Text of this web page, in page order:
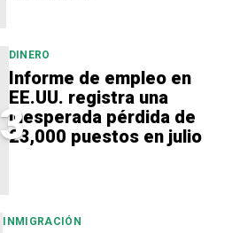
3
DINERO
Informe de empleo en
EE.UU. registra una
inesperada pérdida de
23,000 puestos en julio
INMIGRACIÓN